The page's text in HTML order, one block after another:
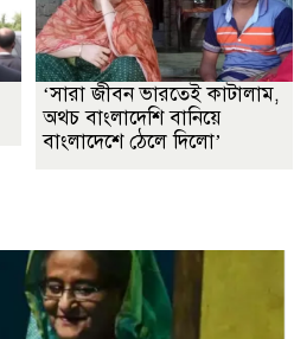
‘সারা জীবন ভারতেই কাটালাম,
অথচ বাংলাদেশি বানিয়ে
বাংলাদেশে ঠেলে দিলো’